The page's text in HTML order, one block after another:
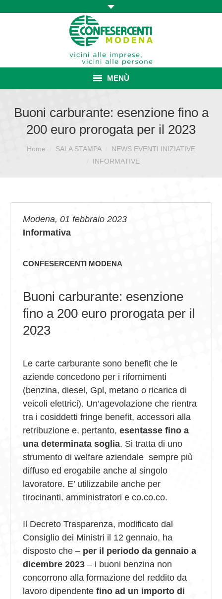
MENÙ
ASSOCIAZIONE
ISCRIZIONE E VANTAGGI
SERVIZI
COMUNICATI E NEWS
Buoni carburante: esenzione fino a
200 euro prorogata per il 2023
Sei qui:Home SALA STAMPA
NEWS EVENTI INIZIATIVE
INFORMATIVE
Modena, 01 febbraio 2023
Informativa
CONFESERCENTI MODENA
Buoni carburante: esenzione
fino a 200 euro prorogata per il
2023
Le carte carburante sono benefit che le
aziende concedono per i rifornimenti
(benzina, diesel, Gpl, metano o ricarica di
veicoli elettrici). Un’agevolazione che rientra
tra i cosiddetti fringe benefit, accessori alla
retribuzione e, pertanto, esentasse fino a
una determinata soglia. Si tratta di uno
strumento di welfare aziendale sempre più
diffuso ed erogabile anche al singolo
lavoratore. E’ utilizzabile anche per
tirocinanti, amministratori e co.co.co.
Il Decreto Trasparenza, modificato dal
Consiglio dei Ministri il 12 gennaio, ha
disposto che – per il periodo da gennaio a
dicembre 2023 – i buoni benzina non
concorrono alla formazione del reddito da
lavoro dipendente fino ad un importo di